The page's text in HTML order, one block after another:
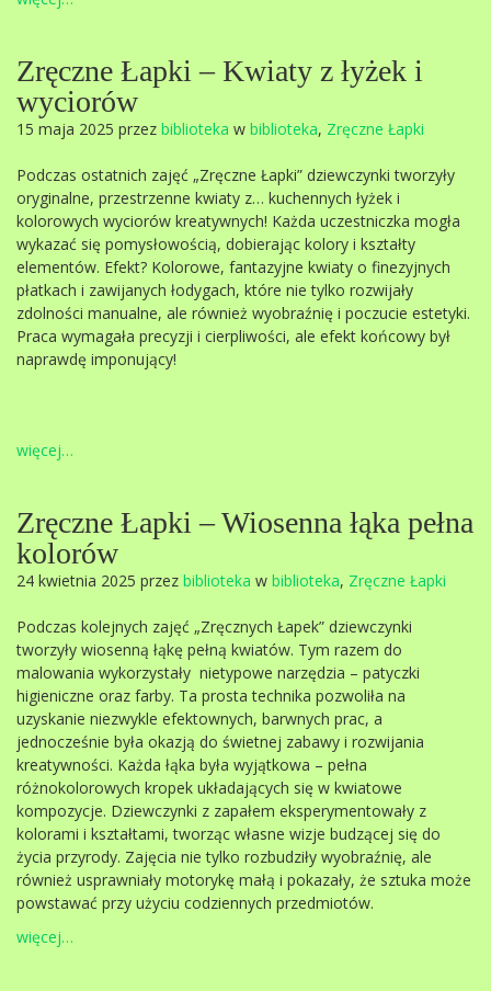
Zręczne Łapki – Kwiaty z łyżek i
wyciorów
15 maja 2025 przez biblioteka w biblioteka, Zręczne Łapki
Podczas ostatnich zajęć „Zręczne Łapki” dziewczynki tworzyły
oryginalne, przestrzenne kwiaty z… kuchennych łyżek i
kolorowych wyciorów kreatywnych! Każda uczestniczka mogła
wykazać się pomysłowością, dobierając kolory i kształty
elementów. Efekt? Kolorowe, fantazyjne kwiaty o finezyjnych
płatkach i zawijanych łodygach, które nie tylko rozwijały
zdolności manualne, ale również wyobraźnię i poczucie estetyki.
Praca wymagała precyzji i cierpliwości, ale efekt końcowy był
naprawdę imponujący!
więcej…
Zręczne Łapki – Wiosenna łąka pełna
kolorów
24 kwietnia 2025 przez biblioteka w biblioteka, Zręczne Łapki
Podczas kolejnych zajęć „Zręcznych Łapek” dziewczynki
tworzyły wiosenną łąkę pełną kwiatów. Tym razem do
malowania wykorzystały nietypowe narzędzia – patyczki
higieniczne oraz farby. Ta prosta technika pozwoliła na
uzyskanie niezwykle efektownych, barwnych prac, a
jednocześnie była okazją do świetnej zabawy i rozwijania
kreatywności. Każda łąka była wyjątkowa – pełna
różnokolorowych kropek układających się w kwiatowe
kompozycje. Dziewczynki z zapałem eksperymentowały z
kolorami i kształtami, tworząc własne wizje budzącej się do
życia przyrody. Zajęcia nie tylko rozbudziły wyobraźnię, ale
również usprawniały motorykę małą i pokazały, że sztuka może
powstawać przy użyciu codziennych przedmiotów.
więcej…